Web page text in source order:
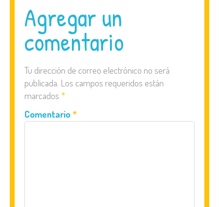
Agregar un
comentario
Tu dirección de correo electrónico no será
publicada. Los campos requeridos están
marcados *
Comentario *